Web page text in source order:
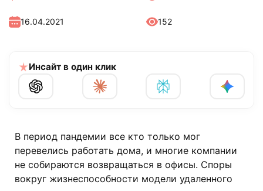
152
16.04.2021
Инсайт в один клик
В период пандемии все кто только мог
перевелись работать дома, и многие компании
не собираются возвращаться в офисы. Споры
вокруг жизнеспособности модели удаленного